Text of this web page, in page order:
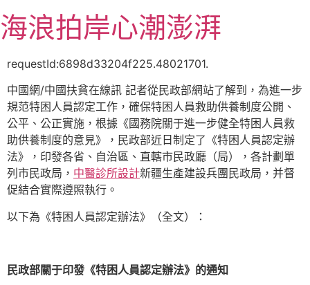
至
主
容
海浪拍岸心潮澎湃
requestId:6898d33204f225.48021701.
中國網/中國扶貧在線訊 記者從民政部網站了解到，為進一步
規范特困人員認定工作，確保特困人員救助供養制度公開、
公平、公正實施，根據《國務院關于進一步健全特困人員救
助供養制度的意見》，民政部近日制定了《特困人員認定辦
法》，印發各省、自治區、直轄市民政廳（局），各計劃單
列市民政局， 中醫診所設計新疆生產建設兵團民政局，并督
促結合實際遵照執行。
以下為《特困人員認定辦法》（全文）：
民政部關于印發《特困人員認定辦法》的通知